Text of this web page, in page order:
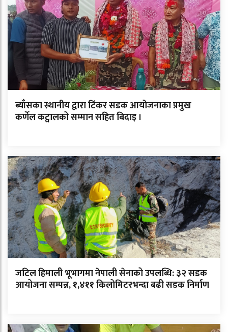
ब्याँसका स्थानीय द्वारा टिंकर सडक आयोजनाका प्रमुख
कर्णेल कट्वालको सम्मान सहित बिदाइ ।
जटिल हिमाली भूभागमा नेपाली सेनाको उपलब्धि: ३२ सडक
आयोजना सम्पन्न, १,४११ किलोमिटरभन्दा बढी सडक निर्माण